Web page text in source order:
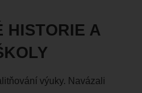
HISTORIE A
výuky. Navázali